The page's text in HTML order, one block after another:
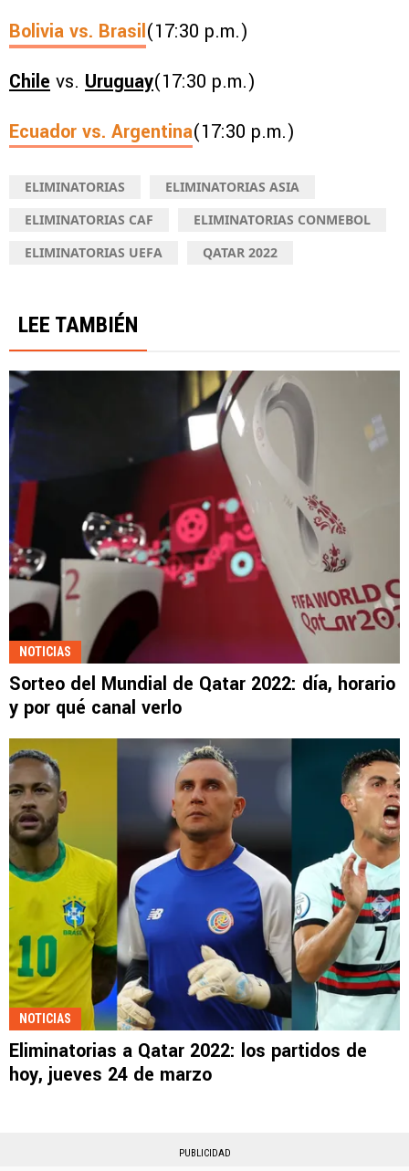
Bolivia vs. Brasil(17:30 p.m.)
Chile vs. Uruguay(17:30 p.m.)
Ecuador vs. Argentina(17:30 p.m.)
ELIMINATORIAS
ELIMINATORIAS ASIA
ELIMINATORIAS CAF
ELIMINATORIAS CONMEBOL
ELIMINATORIAS UEFA
QATAR 2022
LEE TAMBIÉN
NOTICIAS
Sorteo del Mundial de Qatar 2022: día, horario
y por qué canal verlo
NOTICIAS
Eliminatorias a Qatar 2022: los partidos de
hoy, jueves 24 de marzo
PUBLICIDAD